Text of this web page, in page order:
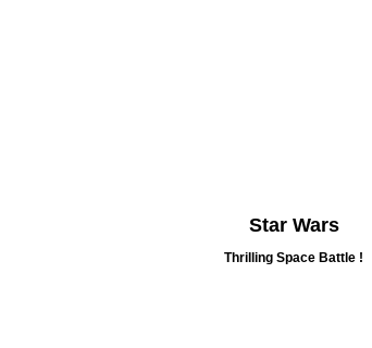
Star Wars
Thrilling Space Battle !